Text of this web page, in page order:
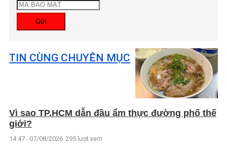
Gửi
TIN CÙNG CHUYÊN MỤC
Vì sao TP.HCM dẫn đầu ẩm thực đường phố thế
giới?
14:47 - 07/08/2026 295 lượt xem